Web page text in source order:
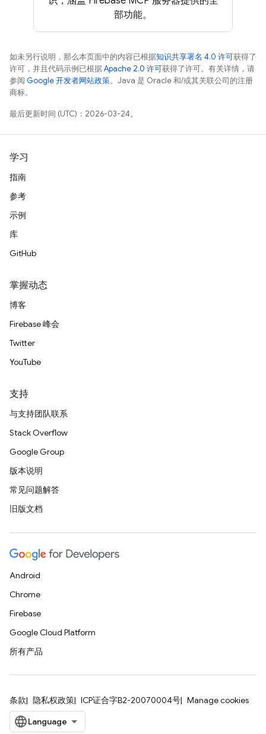
部功能。
如未另行说明，那么本页面中的内容已根据知识共享署名 4.0 许可获得了
许可，并且代码示例已根据Apache 2.0 许可获得了许可。有关详情，请
参阅 Google 开发者网站政策。Java 是 Oracle 和/或其关联公司的注册
商标。
最后更新时间 (UTC)：2026-03-24。
学习
指南
参考
示例
库
GitHub
掌握动态
博客
Firebase 峰会
Twitter
YouTube
支持
与支持团队联系
Stack Overflow
Google Group
版本说明
常见问题解答
旧版文档
Android
Chrome
Firebase
Google Cloud Platform
所有产品
条款 隐私权政策 ICP证合字B2-20070004号 Manage cookies